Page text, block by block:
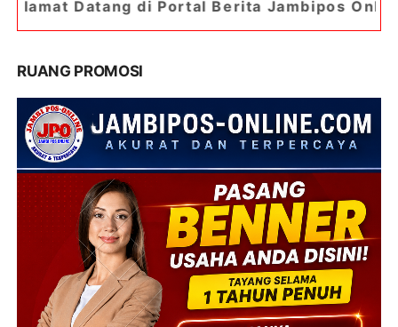
di Portal Berita Jambipos Online. Portal
RUANG PROMOSI